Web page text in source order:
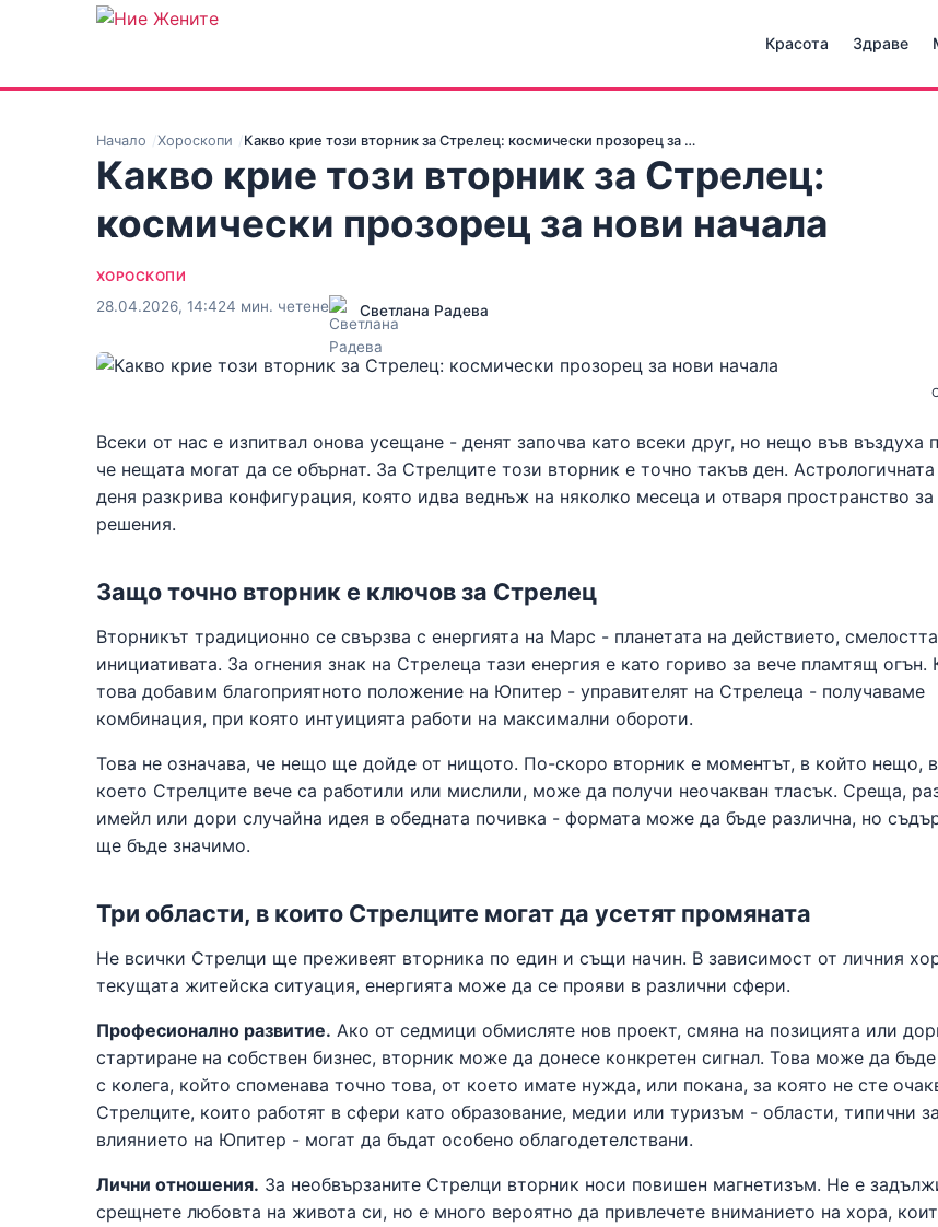
Красота Здраве
Начало Хороскопи Какво крие този вторник за Стрелец: космически прозорец за …
Какво крие този вторник за Стрелец:
космически прозорец за нови начала
ХОРОСКОПИ
28.04.2026, 14:424 мин. четене Светлана Радева
Всеки от нас е изпитвал онова усещане - денят започва като всеки друг, но нещо във въздуха
че нещата могат да се обърнат. За Стрелците този вторник е точно такъв ден. Астрологичната
деня разкрива конфигурация, която идва веднъж на няколко месеца и отваря пространство
решения.
Защо точно вторник е ключов за Стрелец
Вторникът традиционно се свързва с енергията на Марс - планетата на действието,
инициативата. За огнения знак на Стрелеца тази енергия е като гориво за вече пламтящ огън.
това добавим благоприятното положение на Юпитер - управителят на Стрелеца - получаваме
комбинация, при която интуицията работи на максимални обороти.
Това не означава, че нещо ще дойде от нищото. По-скоро вторник е моментът, в който нещо,
което Стрелците вече са работили или мислили, може да получи неочакван тласък. Среща,
имейл или дори случайна идея в обедната почивка - формата може да бъде различна, но
ще бъде значимо.
Три области, в които Стрелците могат да усетят промяната
Не всички Стрелци ще преживеят вторника по един и същи начин. В зависимост от личния
текущата житейска ситуация, енергията може да се прояви в различни сфери.
Професионално развитие. Ако от седмици обмисляте нов проект, смяна на позицията или
стартиране на собствен бизнес, вторник може да донесе конкретен сигнал. Това може да
с колега, който споменава точно това, от което имате нужда, или покана, за която не сте
Стрелците, които работят в сфери като образование, медии или туризъм - области, типични за
влиянието на Юпитер - могат да бъдат особено облагодетелствани.
Лични отношения. За необвързаните Стрелци вторник носи повишен магнетизъм. Не е
срещнете любовта на живота си, но е много вероятно да привлечете вниманието на хора,